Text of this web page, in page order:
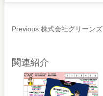
Previous:株式会社グリーンズ
関連紹介